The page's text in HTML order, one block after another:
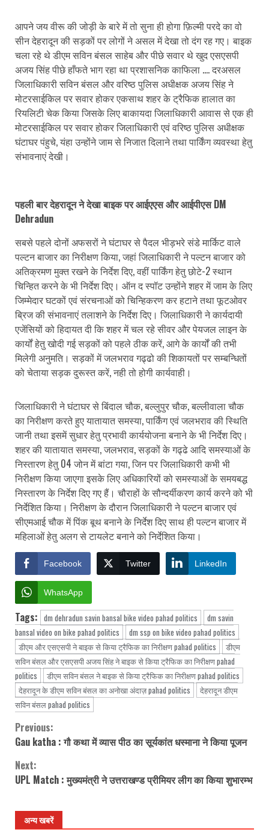
आपने जय वीरू की जोड़ी के बारे में तो सुना ही होगा फ़िल्मी परदे का वो
सीन देहरादून की सड़कों पर लोगों ने असल में देखा तो दंग रह गए। बाइक
चला रहे थे डीएम सविन बंसल साहेब और पीछे सवार थे खुद एसएसपी
अजय सिंह पीछे हाँफते भाग रहा था प्रशासनिक काफिला …. दरअसल
जिलाधिकारी सविन बंसल और वरिष्ठ पुलिस अधीक्षक अजय सिंह ने
मोटरसाईकिल पर सवार होकर एकसाथ शहर के ट्रैफिक हालात का
रियलिटी चेक किया जिसके लिए बाकायदा जिलाधिकारी आवास से एक ही
मोटरसाईकिल पर सवार होकर जिलाधिकारी एवं वरिष्ठ पुलिस अधीक्षक
घंटाघर पंहुचे, यंहा उन्होंने जाम से निजात दिलाने तथा पार्किंग व्यवस्था हेतु
संभावनाएं देखी।
पहली बार देहरादून ने देखा बाइक पर आईएएस और आईपीएस DM
Dehradun
सबसे पहले दोनों अफसरों ने घंटाघर से पैदल भीड़भरे संडे मार्किट वाले
पल्टन बाजार का निरीक्षण किया, जहां जिलाधिकारी ने पल्टन बाजार को
अतिक्रमण मुक्त रखने के निर्देश दिए, वहीं पार्किंग हेतु छोटे-2 स्थान
चिन्हित करने के भी निर्देश दिए। ऑन द स्पॉट उन्होंने शहर में जाम के लिए
जिम्मेदार घटकों एवं संरचनाओं को चिन्हिकरण कर हटाने तथा फूटओवर
ब्रिज की संभावनाएं तलाशने के निर्देश दिए। जिलाधिकारी ने कार्यदायी
एजेंसियों को हिदायत दी कि शहर में चल रहे सीवर और पेयजल लाइन के
कार्यों हेतु खोदी गई सड़कों को पहले ठीक करें, आगे के कार्यों की तभी
मिलेगी अनुमति। सड़कों में जलभराव गढ्ढो की शिकायतों पर सम्बन्धितों
को चेताया सड़क दुरूस्त करें, नही तो होगी कार्यवाही।
जिलाधिकारी ने घंटाघर से बिंदाल चौक, बल्लुपुर चौक, बल्लीवाला चौक
का निरीक्षण करते हुए यातायात समस्या, पार्किंग एवं जलभराव की स्थिति
जानी तथा इसमें सुधार हेतु प्रभावी कार्ययोजना बनाने के भी निर्देश दिए।
शहर की यातायात समस्या, जलभराव, सड़कों के गढ्ढे आदि समस्याओं के
निस्तारण हेतु 04 जोन में बांटा गया, जिन पर जिलाधिकारी कभी भी
निरीक्षण किया जाएगा इसके लिए अधिकारियों को समस्याओं के समयबद्ध
निस्तारण के निर्देश दिए गए हैं। चौराहों के सौन्दर्यीकरण कार्य करने को भी
निर्देशित किया। निरीक्षण के दौरान जिलाधिकारी ने पल्टन बाजार एवं
सीएमआई चौक में पिंक बूथ बनाने के निर्देश दिए साथ ही पल्टन बाजार में
महिलाओं हेतु अलग से टायलेट बनाने को निर्देशित किया।
Facebook Twitter LinkedIn
WhatsApp
Tags: dm dehradun savin bansal bike video pahad politics
dm savin
bansal video on bike pahad politics
dm ssp on bike video pahad politics
डीएम और एसएसपी ने बाइक से किया ट्रैफिक का निरीक्षण pahad politics
डीएम
सविन बंसल और एसएसपी अजय सिंह ने बाइक से किया ट्रैफिक का निरीक्षण pahad
politics
डीएम सविन बंसल ने बाइक से किया ट्रैफिक का निरीक्षण pahad politics
देहरादून के डीएम सविन बंसल का अनोखा अंदाज़ pahad politics
देहरादून डीएम
सविन बंसल pahad politics
Continue
Previous:
Gau katha : गौ कथा में व्यास पीठ का सूर्यकांत धस्माना ने किया पूजन
Next:
UPL Match : मुख्यमंत्री ने उत्तराखण्ड प्रीमियर लीग का किया शुभारम्भ
अन्य खबरें